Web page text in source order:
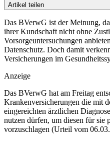
Artikel teilen
Das BVerwG ist der Meinung,
ihrer Kundschaft nicht ohne
Vorsorgeuntersuchungen
Datenschutz. Doch damit
Versicherungen im
Anzeige
Das BVerwG hat am Freitag
Krankenversicherungen die mit
eingereichten ärztlichen
nutzen dürfen, um diesen für sie
vorzuschlagen (Urteil vom